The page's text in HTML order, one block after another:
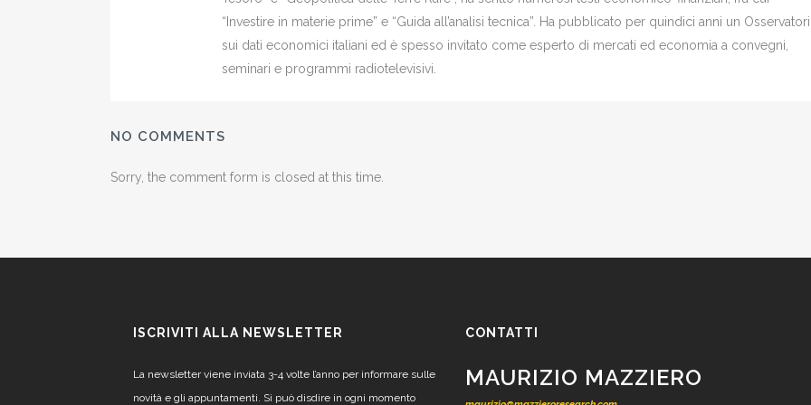
“Investire in materie prime” e “Guida all’analisi tecnica”. Ha pubblicato per quindici anni un
sui dati economici italiani ed è spesso invitato come esperto di mercati ed economia a convegni,
seminari e programmi radiotelevisivi.
NO COMMENTS
Sorry, the comment form is closed at this time.
ISCRIVITI ALLA NEWSLETTER
La newsletter viene inviata 3-4 volte l’anno per informare sulle
novità e gli appuntamenti. Si può disdire in ogni momento
CONTATTI
MAURIZIO MAZZIERO